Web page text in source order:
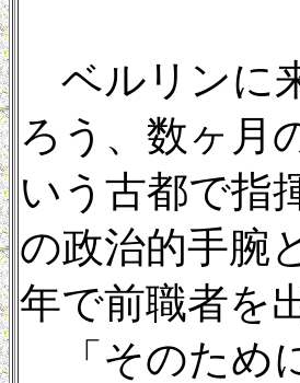
ベルリンに
ろう、数ヶ月
いう古都で指
の政治的手腕
年で前職者を
「そのため